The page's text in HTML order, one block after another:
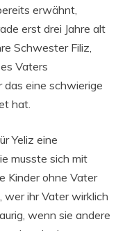
erwähnt,
erst drei Jahre alt
Schwester Filiz,
Vaters
das eine schwierige
hat.
Yeliz eine
musste sich mit
Kinder ohne Vater
wer ihr Vater wirklich
wenn sie andere